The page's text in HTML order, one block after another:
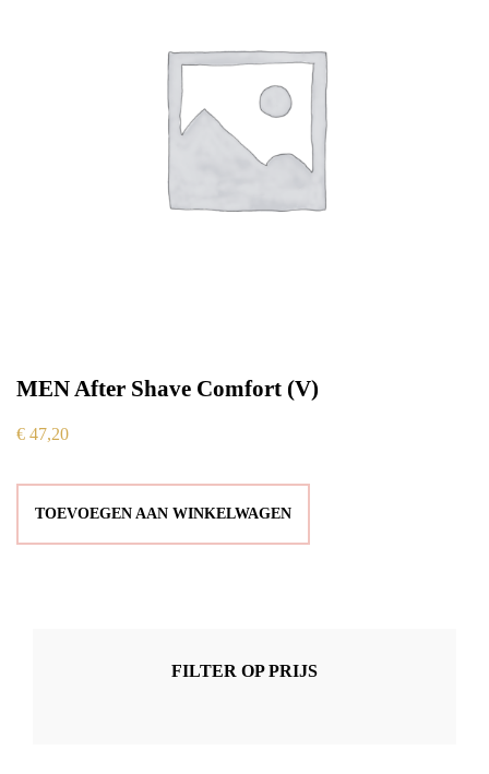
MEN After Shave Comfort (V)
€ 47,20
TOEVOEGEN AAN WINKELWAGEN
FILTER OP PRIJS